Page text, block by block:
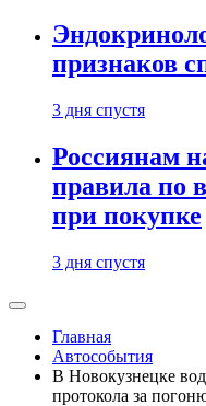
признаков
3 дня спустя
Россиянам
правила по
при покупке
3 дня спустя
Главная
Автособытия
В Новокузнецке
протокола за